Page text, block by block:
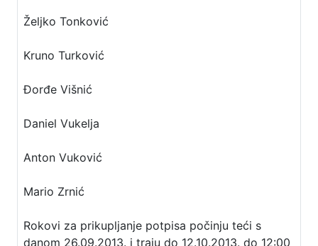
Željko Tonković
Kruno Turković
Đorđe Višnić
Daniel Vukelja
Anton Vuković
Mario Zrnić
Rokovi za prikupljanje potpisa počinju teći s
danom 26.09.2013. i traju do 12.10.2013. do 12:00